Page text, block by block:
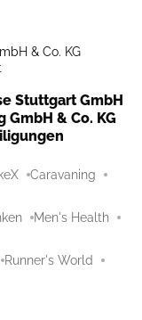
& Co. KG
Stuttgart GmbH
GmbH & Co. KG
Caravaning
Men's Health
Runner's World